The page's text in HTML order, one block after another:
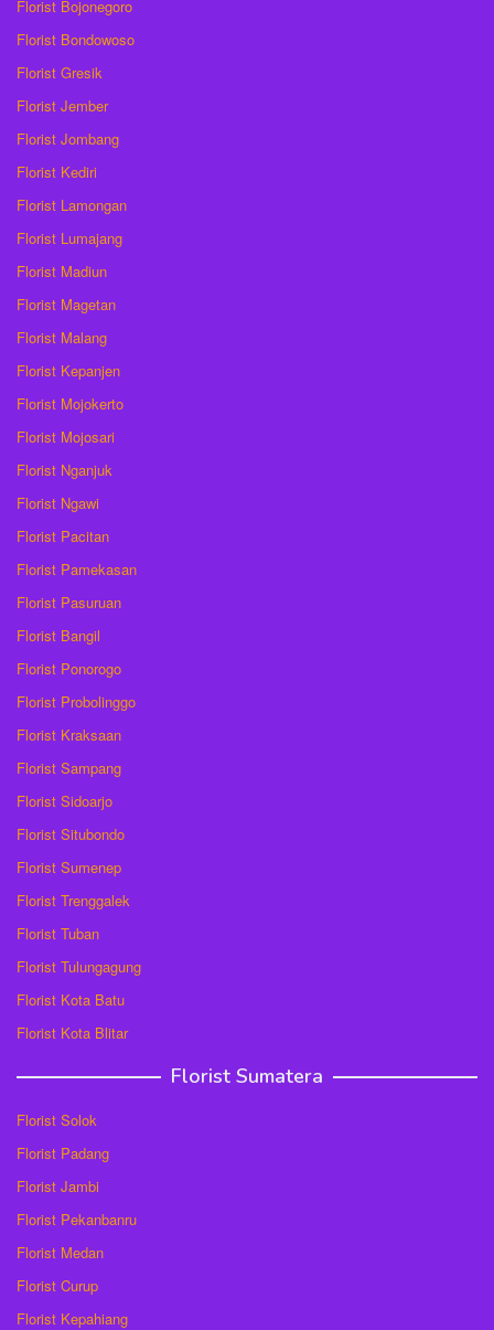
Florist Bojonegoro
Florist Bondowoso
Florist Gresik
Florist Jember
Florist Jombang
Florist Kediri
Florist Lamongan
Florist Lumajang
Florist Madiun
Florist Magetan
Florist Malang
Florist Kepanjen
Florist Mojokerto
Florist Mojosari
Florist Nganjuk
Florist Ngawi
Florist Pacitan
Florist Pamekasan
Florist Pasuruan
Florist Bangil
Florist Ponorogo
Florist Probolinggo
Florist Kraksaan
Florist Sampang
Florist Sidoarjo
Florist Situbondo
Florist Sumenep
Florist Trenggalek
Florist Tuban
Florist Tulungagung
Florist Kota Batu
Florist Kota Blitar
Florist Sumatera
Florist Solok
Florist Padang
Florist Jambi
Florist Pekanbanru
Florist Medan
Florist Curup
Florist Kepahiang